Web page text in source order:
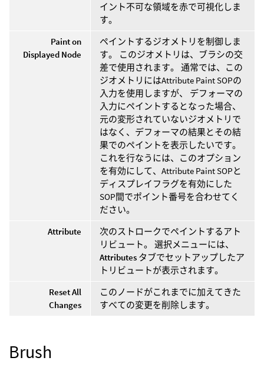
イント不可な領域を赤で可視化しま
す。
Paint on
Displayed Node
ペイントするジオメトリを制御しま
す。 このジオメトリは、ブラシの交
差で使用されます。 通常では、この
ジオメトリにはAttribute Paint SOPの
入力を使用しますが、 デフォーマの
入力にペイントするとなった場合、
元の変形されていないジオメトリで
はなく、デフォーマの結果とその結
果でのペイントを表示したいです。
これを行なうには、このオプション
を有効にして、Attribute Paint SOPと
ディスプレイフラグを有効にした
SOP間でポイント番号を合わせてく
ださい。
Attribute
次のストロークでペイントするアト
リビュート。 選択メニューには、
Attributes タブでセットアップしたア
トリビュートが表示されます。
Reset All
Changes
このノードがこれまでに加えてきた
すべての変更を削除します。
Brush